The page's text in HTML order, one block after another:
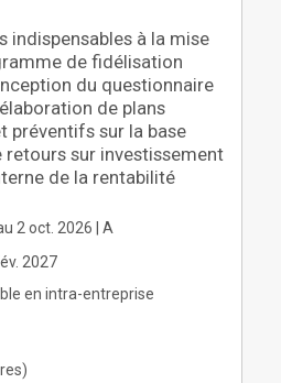
indispensables à la mise
de fidélisation
du questionnaire
de plans
préventifs sur la base
retours sur investissement
de la rentabilité
2 oct. 2026 | A
2027
en intra-entreprise